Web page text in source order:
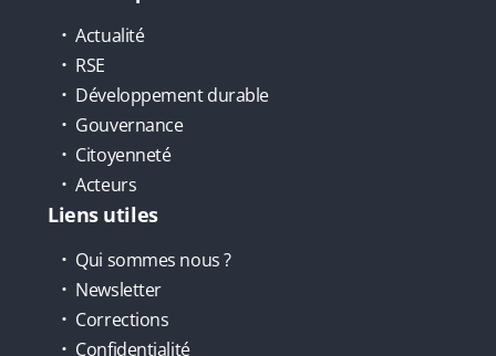
Actualité
RSE
Développement durable
Gouvernance
Citoyenneté
Acteurs
Liens utiles
Qui sommes nous ?
Newsletter
Corrections
Confidentialité